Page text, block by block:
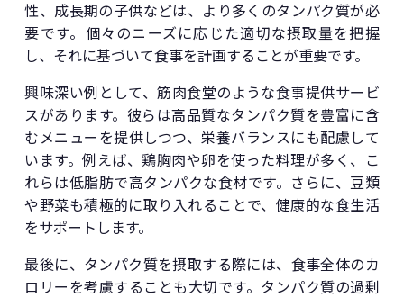
性、成長期の子供などは、より多くのタンパク質が必
要です。個々のニーズに応じた適切な摂取量を把握
し、それに基づいて食事を計画することが重要です。
興味深い例として、筋肉食堂のような食事提供サービ
スがあります。彼らは高品質なタンパク質を豊富に含
むメニューを提供しつつ、栄養バランスにも配慮して
います。例えば、鶏胸肉や卵を使った料理が多く、こ
れらは低脂肪で高タンパクな食材です。さらに、豆類
や野菜も積極的に取り入れることで、健康的な食生活
をサポートします。
最後に、タンパク質を摂取する際には、食事全体のカ
ロリーを考慮することも大切です。タンパク質の過剰